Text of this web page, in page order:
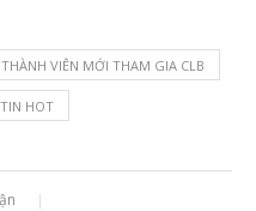
VIÊN MỚI THAM GIA CLB
TIN HOT